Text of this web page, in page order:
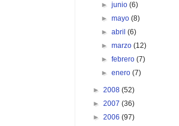
►junio(6)
►mayo(8)
►abril(6)
►marzo(12)
►febrero(7)
►enero(7)
► 2008 (52)
► 2007 (36)
► 2006 (97)